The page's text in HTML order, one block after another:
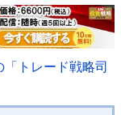
トレード戦略司